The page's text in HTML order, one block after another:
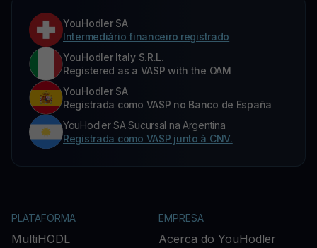
YouHodler SA
Intermediário financeiro registrado
YouHodler Italy S.R.L.
Registered as a VASP with the OAM
YouHodler SA
Registrada como VASP no Banco de España
YouHodler SA Sucursal na Argentina.
Registrada como VASP junto à CNV.
PLATAFORMA
MultiHODL
EMPRESA
Acerca do YouHodler